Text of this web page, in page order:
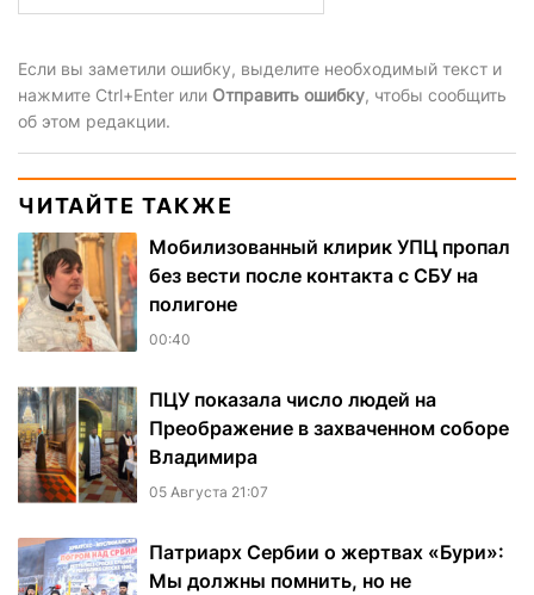
Если вы заметили ошибку, выделите необходимый текст и
нажмите Ctrl+Enter или Отправить ошибку, чтобы сообщить
об этом редакции.
ЧИТАЙТЕ ТАКЖЕ
Мобилизованный клирик УПЦ пропал
без вести после контакта с СБУ на
полигоне
00:40
ПЦУ показала число людей на
Преображение в захваченном соборе
Владимира
05 Августа 21:07
Патриарх Сербии о жертвах «Бури»:
Мы должны помнить, но не